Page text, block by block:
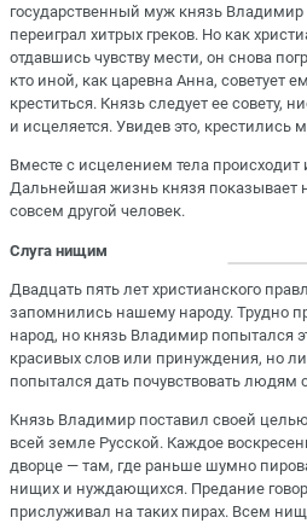
государственный муж князь Владимир
переиграл хитрых греков. Но как
отдавшись чувству мести, он снова
кто иной, как царевна Анна, советует
креститься. Князь следует ее совету,
и исцеляется. Увидев это, крестились
Вместе с исцелением тела
Дальнейшая жизнь князя показывает
совсем другой человек.
Слуга нищим
Двадцать пять лет христианского
запомнились нашему народу. Трудно
народ, но князь Владимир попытался
красивых слов или принуждения, но
попытался дать почувствовать людям
Князь Владимир поставил своей
всей земле Русской. Каждое
дворце — там, где раньше шумно
нищих и нуждающихся. Предание
прислуживал на таких пирах. Всем